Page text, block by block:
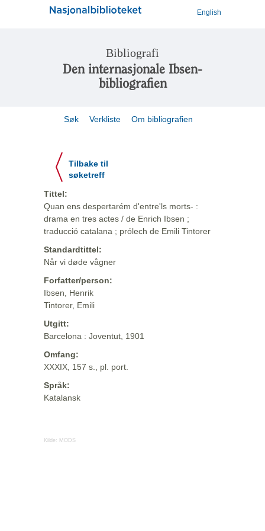
English
Bibliografi
Den internasjonale Ibsen-
bibliografien
Søk Verkliste Om bibliografien
Tilbake til
søketreff
Tittel:
Quan ens despertarém d'entre'ls morts- :
drama en tres actes / de Enrich Ibsen ;
traducció catalana ; prólech de Emili Tintorer
Standardtittel:
Når vi døde vågner
Forfatter/person:
Ibsen, Henrik
Tintorer, Emili
Utgitt:
Barcelona : Joventut, 1901
Omfang:
XXXIX, 157 s., pl. port.
Språk:
Katalansk
Kilde: MODS